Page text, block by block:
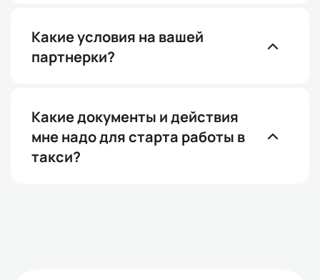
Какие условия на вашей
партнерки?
Какие документы и действия
мне надо для старта работы в
такси?